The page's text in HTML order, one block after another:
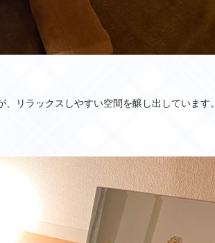
リラックスしやすい空間を醸し出しています。